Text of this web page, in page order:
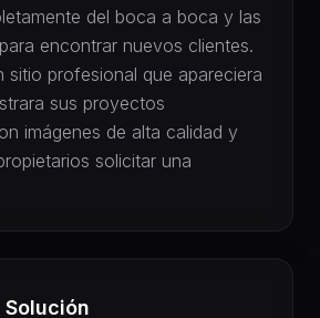
del boca a boca y las
encontrar nuevos clientes.
sitio profesional que apareciera
sus proyectos
imágenes de alta calidad y
solicitar una